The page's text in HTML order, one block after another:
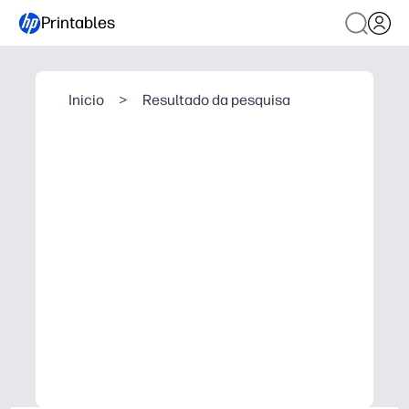
Printables
Inicio > Resultado da pesquisa